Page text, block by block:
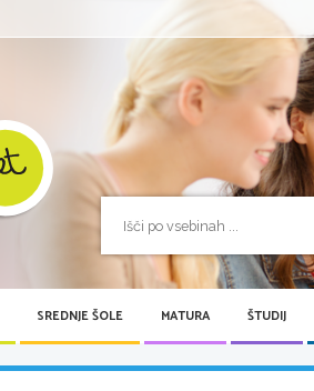
SREDNJE ŠOLE MATURA ŠTUDIJ